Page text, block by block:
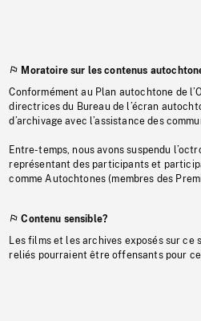
Moratoire sur les contenus
Conformément au Plan autochtone de
directrices du Bureau de l’écran
d’archivage avec l’assistance des
Entre-temps, nous avons suspendu
représentant des participants et
comme Autochtones (membres des
Contenu sensible?
Les films et les archives exposés sur
reliés pourraient être offensants pour